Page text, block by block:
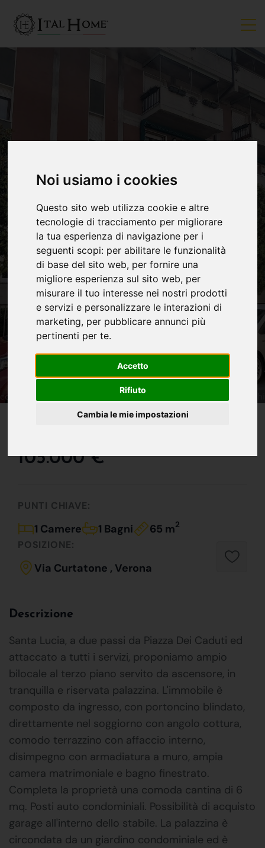
Noi usiamo i cookies
Questo sito web utilizza cookie e altre
tecnologie di tracciamento per migliorare
la tua esperienza di navigazione per i
seguenti scopi: per abilitare le funzionalità
di base del sito web, per fornire una
migliore esperienza sul sito web, per
misurare il tuo interesse nei nostri prodotti
e servizi e personalizzare le interazioni di
marketing, per pubblicare annunci più
pertinenti per te.
Accetto
Rifiuto
Cambia le mie impostazioni
VENDUTO
105.000 €
PUNTI CHIAVE:
1 Camere 1 Bagni 65 m2
POSIZIONE:
Via Curtatone , Verona
Descrizione
Santa Lucia, a due passi da Piazza Dei Caduti ed
attaccato a tutti i servizi, proponiamo ampio
bilocale al terzo piano servito da ascensore, in
tranquilla e riservata palazzina. L'immobile è
composto da ingresso, con portoncino blindato,
direttamente nel soggiorno con angolo cottura,
comodo terrazzino con affaccio interno,
disimpegno con armadiatura a muro, ampia
camera matrimoniale e bagno finestrato.
Completa la proprietà una comoda cantina di 6
mq. Posti auto condominiali. Possibilità di acquisto
garage all'interno dello stabile. La palazzina è
circondata da un giardino condominiale ed è